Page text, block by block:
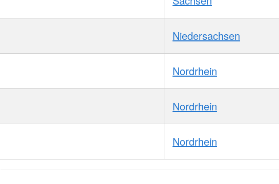
Niedersachsen
Nordrhein
Nordrhein
Nordrhein